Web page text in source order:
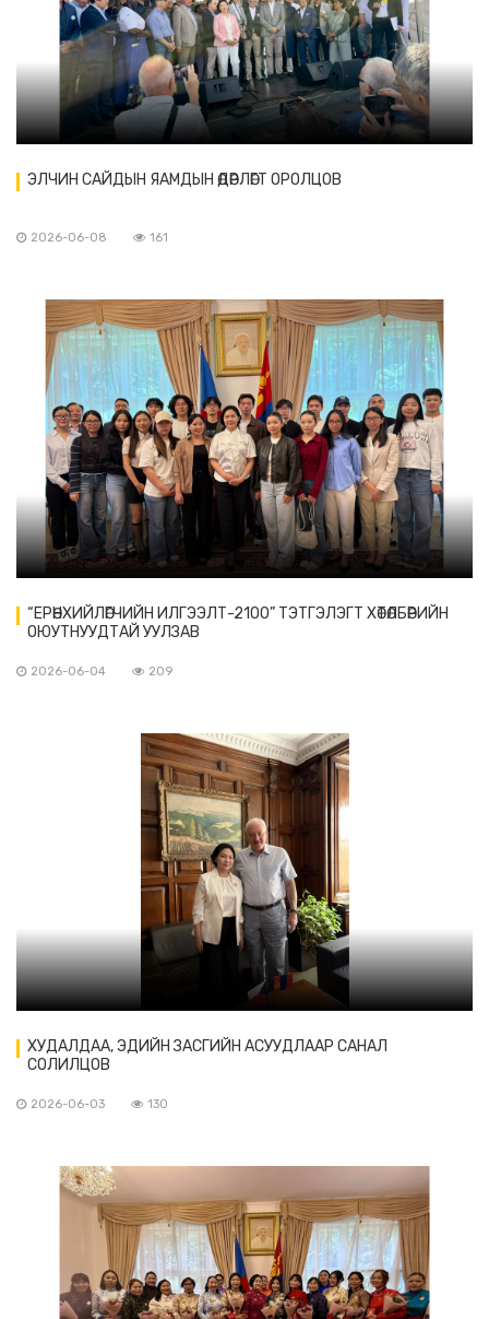
ЭЛЧИН САЙДЫН ЯАМДЫН ӨДӨРЛӨГТ ОРОЛЦОВ
2026-06-08 161
“ЕРӨНХИЙЛӨГЧИЙН ИЛГЭЭЛТ-2100” ТЭТГЭЛЭГТ ХӨТӨЛБӨРИЙН
ОЮУТНУУДТАЙ УУЛЗАВ
2026-06-04 209
ХУДАЛДАА, ЭДИЙН ЗАСГИЙН АСУУДЛААР САНАЛ
СОЛИЛЦОВ
2026-06-03 130